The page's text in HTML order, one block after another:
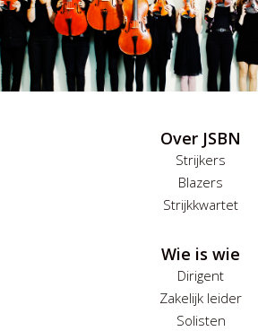
Over JSBN
Strijkers
Blazers
Strijkkwartet
Wie is wie
Dirigent
Zakelijk leider
Solisten